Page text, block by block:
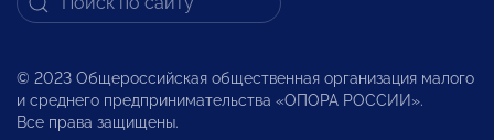
© 2023 Общероссийская общественная организация малого
и среднего предпринимательства «ОПОРА РОССИИ».
Все права защищены.